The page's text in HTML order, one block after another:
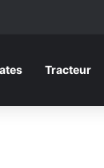
Tracteur